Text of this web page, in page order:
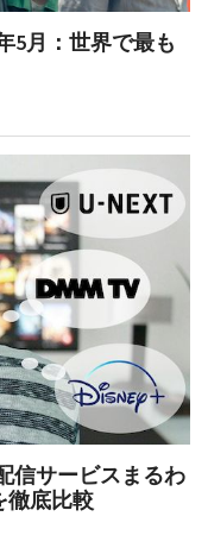
5月：世界で最も
信サービスまるわ
徹底比較